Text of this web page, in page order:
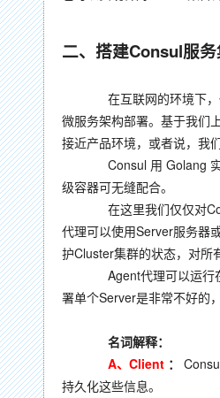
二、搭建Consul服务
在互联网的环境下
微服务架构部署。基于我们
接近产品环境，或者说，我
Consul 用 Golang 实现
级容器可无缝配合。
在这里我们仅仅对
代理可以使用Server服务器
护Cluster集群的状态，对所
Agent代理可以运行在
署单个Server是非常不好的
名词解释：
A、Client ：
持久化这些信息。